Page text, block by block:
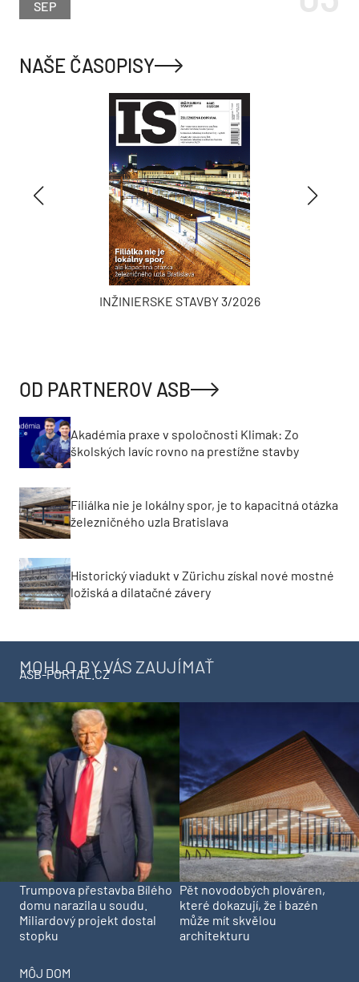
SEP
NAŠE ČASOPISY
INŽINIERSKE STAVBY 3/2026
OD PARTNEROV ASB
Akadémia praxe v spoločnosti Klimak: Zo
školských lavíc rovno na prestížne stavby
Filiálka nie je lokálny spor, je to kapacitná otázka
železničného uzla Bratislava
Historický viadukt v Zürichu získal nové mostné
ložiská a dilatačné závery
MOHLO BY VÁS ZAUJÍMAŤ
ASB-PORTAL.CZ
Trumpova přestavba Bílého
domu narazila u soudu.
Miliardový projekt dostal
stopku
Pět novodobých plováren,
které dokazují, že i bazén
může mít skvělou
architekturu
MÔJ DOM